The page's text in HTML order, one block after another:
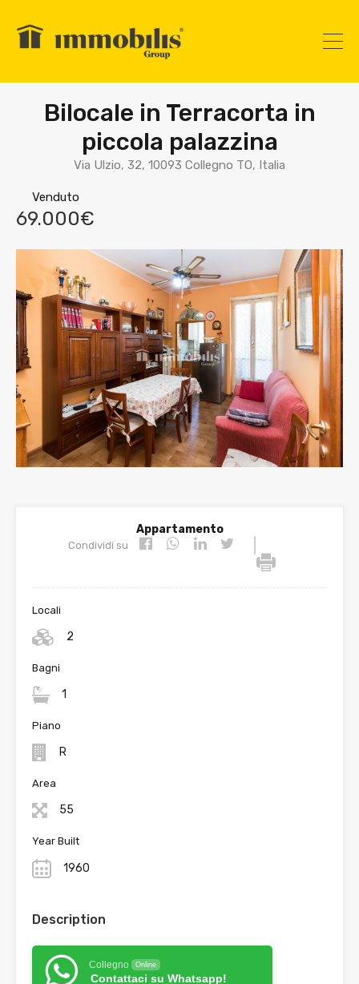
Bilocale in Terracorta in
piccola palazzina
Via Ulzio, 32, 10093 Collegno TO, Italia
Venduto
69.000€
Appartamento
Condividi su
Locali
2
Bagni
1
Piano
R
Area
55
Year Built
1960
Description
Collegno Online
Contattaci su Whatsapp!